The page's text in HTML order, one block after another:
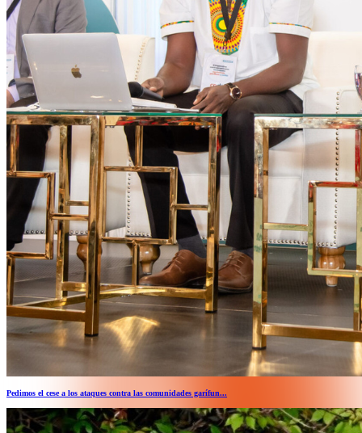
Pedimos el cese a los ataques contra las comunidades garífun...